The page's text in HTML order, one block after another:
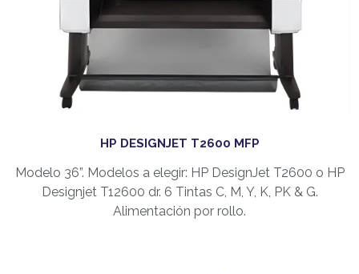
HP DESIGNJET T2600 MFP
Modelo 36”. Modelos a elegir: HP DesignJet T2600 o HP
Designjet T12600 dr. 6 Tintas C, M, Y, K, PK & G.
Alimentación por rollo.